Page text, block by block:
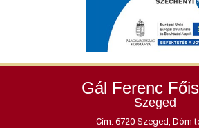
Gál Ferenc
Szeged
Cím: 6720 Szeged, Dóm